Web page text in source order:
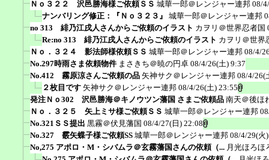
Ｎｏ３２２ 沢邑勝海様ご依頼ＳＳ 城華一郎＠レンジャー連邦 08/
ナンバリング修正：『Ｎｏ３２３』
城華一郎＠レンジャー連邦
no 313 緋乃江戌人さんからご依頼のイラスト カヲリ＠世界忍者国
Re:no 313 緋乃江戌人さんからご依頼のイラスト カヲリ＠世界
Ｎｏ．３２４ 影法師様依頼ＳＳ 城華一郎＠レンジャー連邦 08/4/
No.297時雨さま依頼物件 まさきち＠暁の円卓 08/4/26(土) 9:37
No.412 霧原涼さんご依頼の品 矢神サク＠レンジャー連邦 08/4/26(
２枚目です 矢神サク＠レンジャー連邦 08/4/26(土) 23:55
発注Ｎｏ302 沢邑勝海＠キノウツン藩国 さまご依頼品 南天＠後ほ
Ｎｏ．３２５ 矢上ミサ様ご依頼ＳＳ 城華一郎＠レンジャー連邦
No.321ＳＳ提出 黒霧＠伏見藩国 08/4/27(日) 22:08
No.327 霰矢蝶子様ご依頼SS 城華一郎＠レンジャー連邦 08/4/29(火
No,275 アポロ・M・シバムラ＠玄霧藩国さんの依頼（... 月光ほろほ